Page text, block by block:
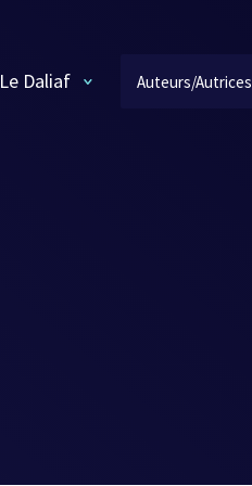
Le Daliaf Auteurs/Autrices